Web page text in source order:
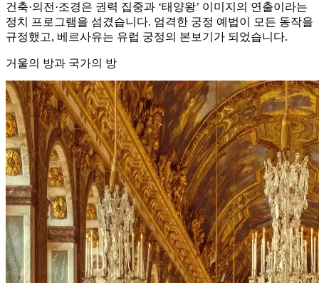
건축·의전·조경은 권력 집중과 ‘태양왕’ 이미지의 연출이라는
정치 프로그램을 섬겼습니다. 엄격한 궁정 예법이 모든 동작을
규정했고, 베르사유는 유럽 궁정의 본보기가 되었습니다.
거울의 방과 국가의 방